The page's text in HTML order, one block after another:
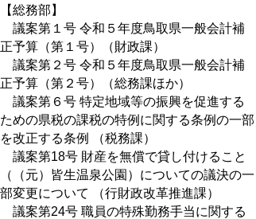
【総務部】
議案第１号 令和５年度鳥取県一般会計補
正予算（第１号）（財政課）
議案第２号 令和５年度鳥取県一般会計補
正予算（第２号）（総務課ほか）
議案第６号 特定地域等の振興を促進する
ための県税の課税の特例に関する条例の一部
を改正する条例 （税務課）
議案第18号 財産を無償で貸し付けること
（（元）皆生温泉公園）についての議決の一
部変更について （行財政改革推進課）
議案第24号 職員の特殊勤務手当に関する